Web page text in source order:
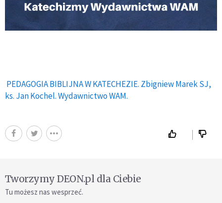
PEDAGOGIA BIBLIJNA W KATECHEZIE. Zbigniew Marek SJ,
ks. Jan Kochel. Wydawnictwo WAM.
Tworzymy DEON.pl dla Ciebie
Tu możesz nas wesprzeć.